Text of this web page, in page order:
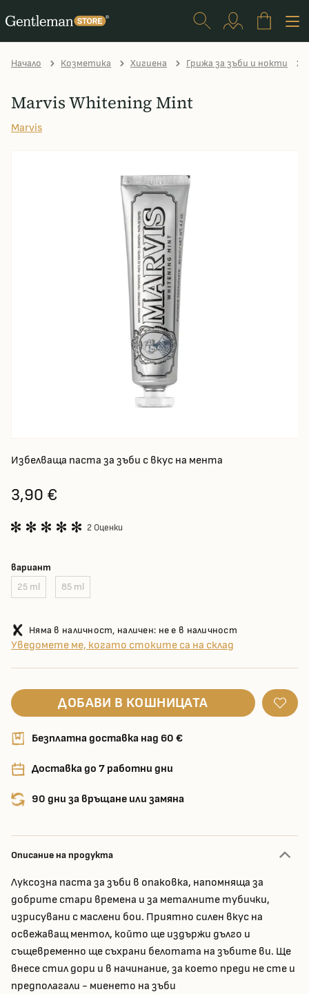
Начало Козметика Хигиена Грижа за зъби и нокти
Marvis Whitening Mint
Marvis
Избелваща паста за зъби с вкус на мента
3,90 €
2 Оценки
вариант
25 ml
85 ml
Няма в наличност, наличен: не е в наличност
Уведомете ме, когато стоките са на склад
ДОБАВИ В КОШНИЦАТА
Безплатна доставка над 60 €
Доставка до 7 работни дни
90 дни за връщане или замяна
Описание на продукта
Луксозна паста за зъби в опаковка, напомняща за
добрите стари времена и за металните тубички,
изрисувани с маслени бои. Приятно силен вкус на
освежаващ ментол, който ще издържи дълго и
същевременно ще съхрани белотата на зъбите ви. Ще
внесе стил дори и в начинание, за което преди не сте и
предполагали - миенето на зъби